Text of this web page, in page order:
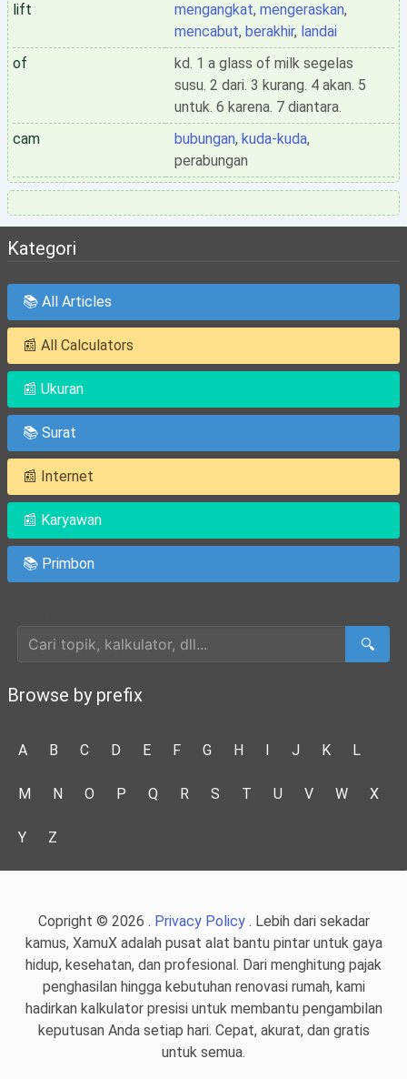
lift mengangkat, mengeraskan,
mencabut, berakhir, landai
of
kd. 1 a glass of milk segelas
susu. 2 dari. 3 kurang. 4 akan. 5
untuk. 6 karena. 7 diantara.
cam
bubungan, kuda-kuda,
perabungan
Kategori
📚 All Articles
📰 All Calculators
📰 Ukuran
📚 Surat
📰 Internet
📰 Karyawan
📚 Primbon
🔍
Browse by prefix
A B C D E F G H I J K L
M N O P Q R S T U V W X
Y Z
Copright © 2026 . Privacy Policy. Lebih dari sekadar
kamus, XamuX adalah pusat alat bantu pintar untuk gaya
hidup, kesehatan, dan profesional. Dari menghitung pajak
penghasilan hingga kebutuhan renovasi rumah, kami
hadirkan kalkulator presisi untuk membantu pengambilan
keputusan Anda setiap hari. Cepat, akurat, dan gratis
untuk semua.